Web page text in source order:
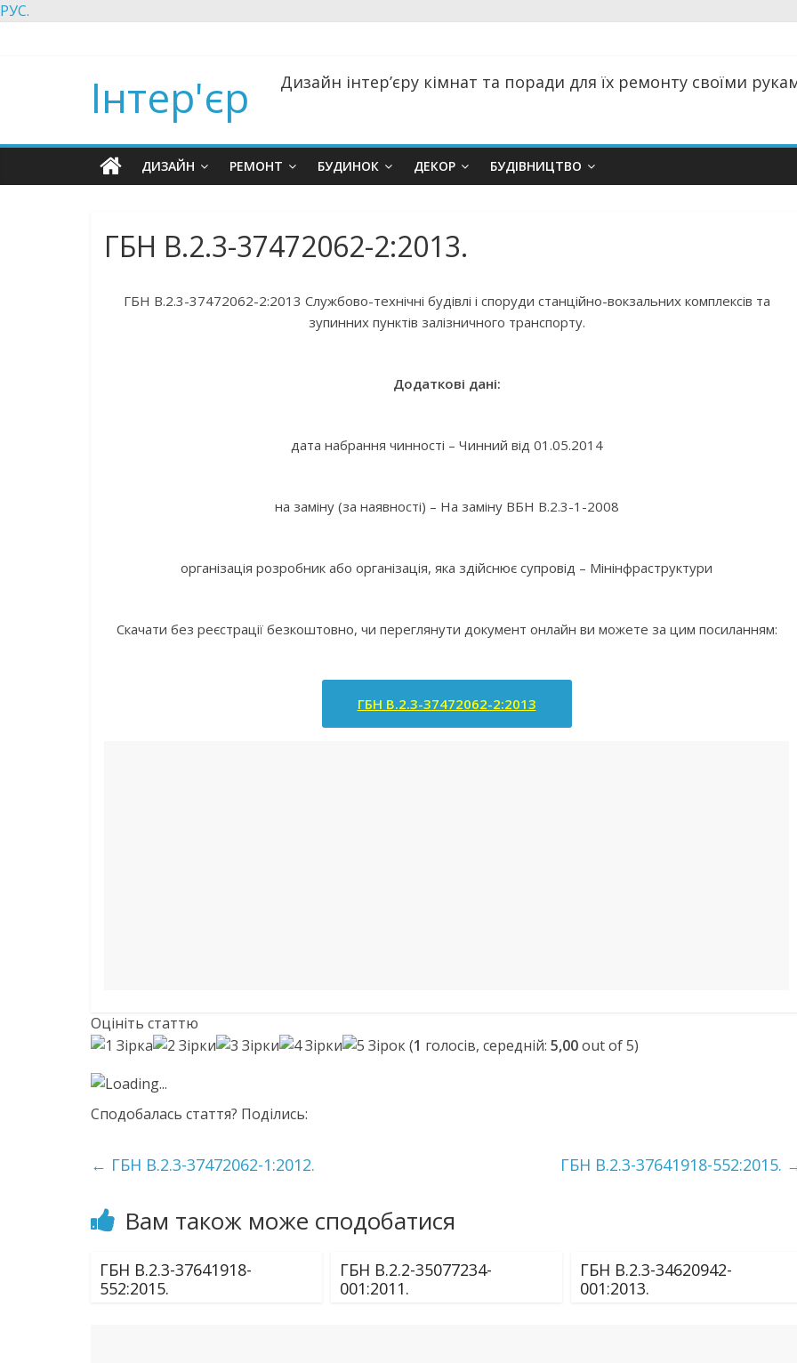
РУС.
Інтер'єр Дизайн інтер’єру кімнат та поради для їх ремонту своїми
ДИЗАЙН РЕМОНТ БУДИНОК ДЕКОР БУДІВНИЦТВО
ГБН В.2.3-37472062-2:2013.
ГБН В.2.3-37472062-2:2013 Службово-технічні будівлі і споруди станційно-вокзальних комплексів та
зупинних пунктів залізничного транспорту.
Додаткові дані:
дата набрання чинності – Чинний від 01.05.2014
на заміну (за наявності) – На заміну ВБН В.2.3-1-2008
організація розробник або організація, яка здійснює супровід – Мінінфраструктури
Скачати без реєстрації безкоштовно, чи переглянути документ онлайн ви можете за цим посиланням:
ГБН В.2.3-37472062-2:2013
Оцініть статтю
(1 голосів, середній: 5,00out of 5)
Loading...
Сподобалась стаття? Поділись:
← ГБН В.2.3-37472062-1:2012. ГБН В.2.3-37641918-552:2015.
Вам також може сподобатися
ГБН В.2.3-37641918-
552:2015.
ГБН В.2.2-35077234-
001:2011.
ГБН В.2.3-34620942-
001:2013.